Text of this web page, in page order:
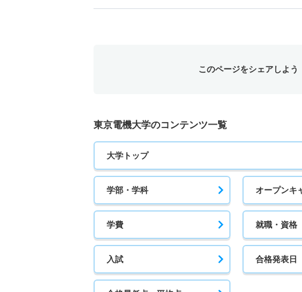
このページをシェアしよう
東京電機大学のコンテンツ一覧
大学トップ
学部・学科 オープンキ
学費 就職・資格
入試 合格発表日